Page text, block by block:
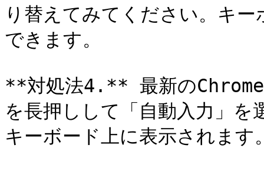
り替えてみてください。キ
できます。
**対処法4.** 最新のChrome
を長押しして「自動入力」を
キーボード上に表示されます